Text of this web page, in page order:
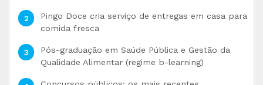
Pingo Doce cria serviço de entregas em casa para
comida fresca
Pós-graduação em Saúde Pública e Gestão da
Qualidade Alimentar (regime b-learning)